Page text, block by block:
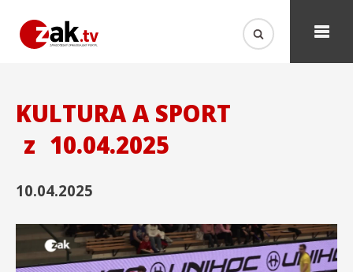
KULTURA A SPORT
z 10.04.2025
10.04.2025